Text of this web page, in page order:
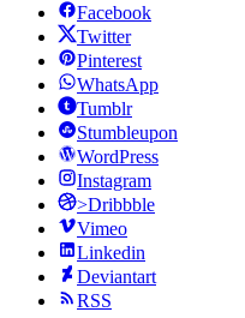
Facebook
Twitter
Pinterest
WhatsApp
Tumblr
Stumbleupon
WordPress
Instagram
>Dribbble
Vimeo
Linkedin
Deviantart
RSS